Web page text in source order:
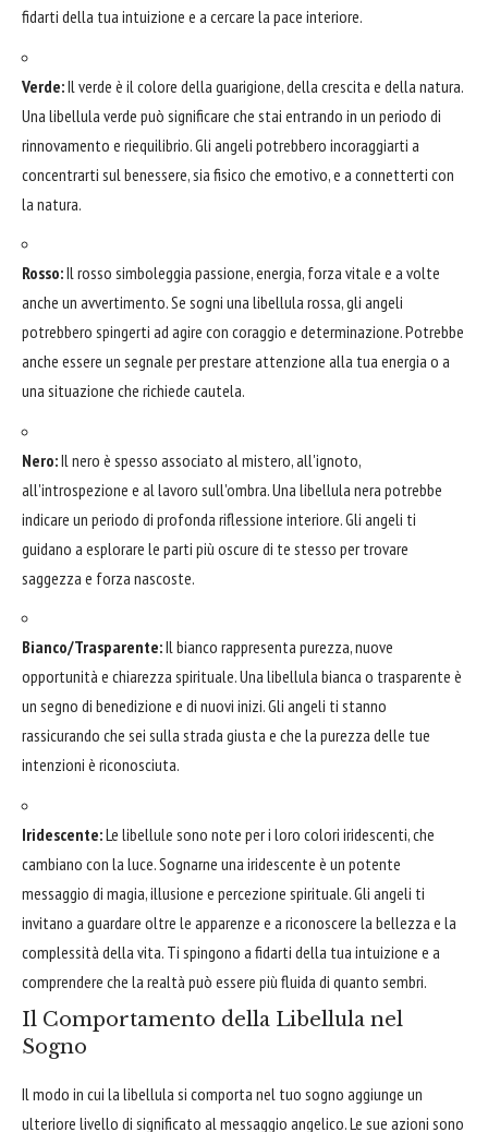
fidarti della tua intuizione e a cercare la pace interiore.
Verde:Il verde è il colore della guarigione, della crescita e della natura.
Una libellula verde può significare che stai entrando in un periodo di
rinnovamento e riequilibrio. Gli angeli potrebbero incoraggiarti a
concentrarti sul benessere, sia fisico che emotivo, e a connetterti con
la natura.
Rosso:Il rosso simboleggia passione, energia, forza vitale e a volte
anche un avvertimento. Se sogni una libellula rossa, gli angeli
potrebbero spingerti ad agire con coraggio e determinazione. Potrebbe
anche essere un segnale per prestare attenzione alla tua energia o a
una situazione che richiede cautela.
Nero:Il nero è spesso associato al mistero, all'ignoto,
all'introspezione e al lavoro sull'ombra. Una libellula nera potrebbe
indicare un periodo di profonda riflessione interiore. Gli angeli ti
guidano a esplorare le parti più oscure di te stesso per trovare
saggezza e forza nascoste.
Bianco/Trasparente:Il bianco rappresenta purezza, nuove
opportunità e chiarezza spirituale. Una libellula bianca o trasparente è
un segno di benedizione e di nuovi inizi. Gli angeli ti stanno
rassicurando che sei sulla strada giusta e che la purezza delle tue
intenzioni è riconosciuta.
Iridescente:Le libellule sono note per i loro colori iridescenti, che
cambiano con la luce. Sognarne una iridescente è un potente
messaggio di magia, illusione e percezione spirituale. Gli angeli ti
invitano a guardare oltre le apparenze e a riconoscere la bellezza e la
complessità della vita. Ti spingono a fidarti della tua intuizione e a
comprendere che la realtà può essere più fluida di quanto sembri.
Il Comportamento della Libellula nel
Sogno
Il modo in cui la libellula si comporta nel tuo sogno aggiunge un
ulteriore livello di significato al messaggio angelico. Le sue azioni sono